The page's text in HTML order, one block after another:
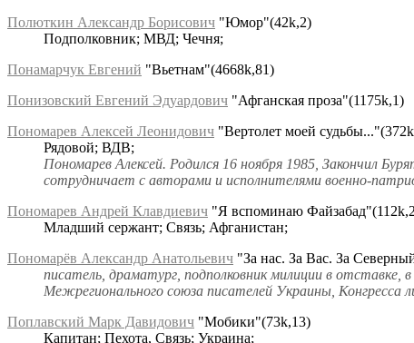
Полюткин Александр Борисович "Юмор"(42k,2)
Подполковник; МВД; Чечня;
Понамарчук Евгений "Вьетнам"(4668k,81)
Понизовский Евгений Эдуардович "Афганская проза"(1175k,1)
Пономарев Алексей Леонидович "Вертолет моей
Рядовой; ВДВ;
Пономарев Алексей. Родился 16 ноября 1985, Закончил
сотрудничает с авторами и исполнителями военно-
Пономарев Андрей Клавдиевич "Я вспоминаю
Младший сержант; Связь; Афганистан;
Пономарёв Александр Анатольевич "За нас. За Вас. За
писатель, драматург, подполковник милиции в
Межрегионального союза писателей Украины, Конгресса
Поплавский Марк Давидович "Мобики"(73k,13)
Капитан; Пехота, Связь; Украина;